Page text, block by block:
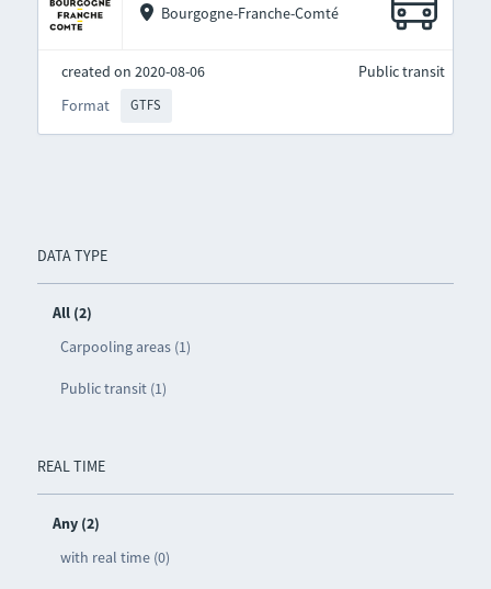
DATA TYPE
All (2)
Carpooling areas (1)
Public transit (1)
REAL TIME
Any (2)
with real time (0)
Bourgogne-Franche-Comté
created on 2020-08-06
Format
GTFS
Public transit